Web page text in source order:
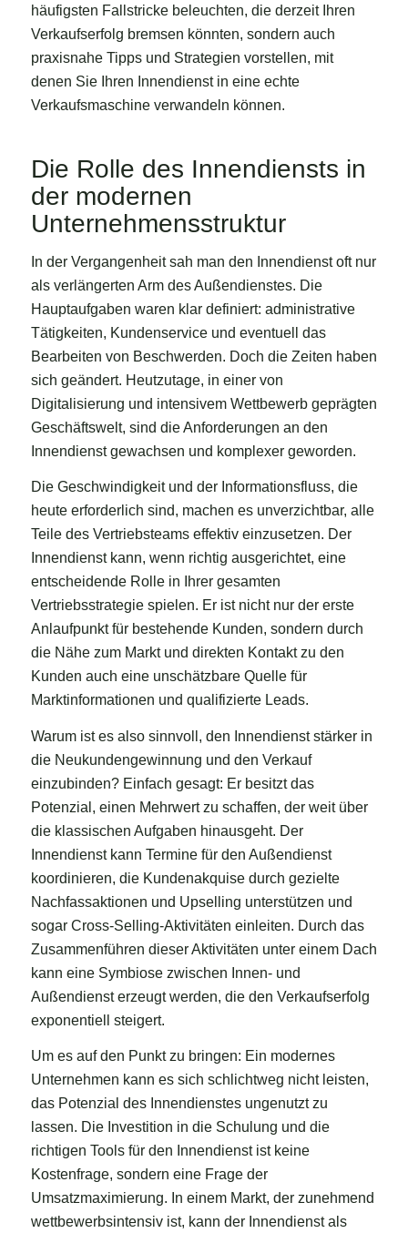
häufigsten Fallstricke beleuchten, die derzeit Ihren
Verkaufserfolg bremsen könnten, sondern auch
praxisnahe Tipps und Strategien vorstellen, mit
denen Sie Ihren Innendienst in eine echte
Verkaufsmaschine verwandeln können.
Die Rolle des Innendiensts in
der modernen
Unternehmensstruktur
In der Vergangenheit sah man den Innendienst oft nur
als verlängerten Arm des Außendienstes. Die
Hauptaufgaben waren klar definiert: administrative
Tätigkeiten, Kundenservice und eventuell das
Bearbeiten von Beschwerden. Doch die Zeiten haben
sich geändert. Heutzutage, in einer von
Digitalisierung und intensivem Wettbewerb geprägten
Geschäftswelt, sind die Anforderungen an den
Innendienst gewachsen und komplexer geworden.
Die Geschwindigkeit und der Informationsfluss, die
heute erforderlich sind, machen es unverzichtbar, alle
Teile des Vertriebsteams effektiv einzusetzen. Der
Innendienst kann, wenn richtig ausgerichtet, eine
entscheidende Rolle in Ihrer gesamten
Vertriebsstrategie spielen. Er ist nicht nur der erste
Anlaufpunkt für bestehende Kunden, sondern durch
die Nähe zum Markt und direkten Kontakt zu den
Kunden auch eine unschätzbare Quelle für
Marktinformationen und qualifizierte Leads.
Warum ist es also sinnvoll, den Innendienst stärker in
die Neukundengewinnung und den Verkauf
einzubinden? Einfach gesagt: Er besitzt das
Potenzial, einen Mehrwert zu schaffen, der weit über
die klassischen Aufgaben hinausgeht. Der
Innendienst kann Termine für den Außendienst
koordinieren, die Kundenakquise durch gezielte
Nachfassaktionen und Upselling unterstützen und
sogar Cross-Selling-Aktivitäten einleiten. Durch das
Zusammenführen dieser Aktivitäten unter einem Dach
kann eine Symbiose zwischen Innen- und
Außendienst erzeugt werden, die den Verkaufserfolg
exponentiell steigert.
Um es auf den Punkt zu bringen: Ein modernes
Unternehmen kann es sich schlichtweg nicht leisten,
das Potenzial des Innendienstes ungenutzt zu
lassen. Die Investition in die Schulung und die
richtigen Tools für den Innendienst ist keine
Kostenfrage, sondern eine Frage der
Umsatzmaximierung. In einem Markt, der zunehmend
wettbewerbsintensiv ist, kann der Innendienst als